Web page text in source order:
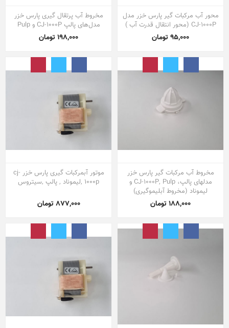
محور آب مرکبات گیر پارس خزر مدل
CJ-1000P (محور انتقال قدرت آب )
95,000 تومان
مخروط آب پرتقال گیری پارس خزر
مدل‌های پالپ CJ-1000P و Pulp
198,000 تومان
مخروط آب مرکبات گیر پارس خزر
مدلهای پالپ، CJ-1000P, Pulp و
لیموناد (مخروط آبلیموگیری)
188,000 تومان
موتور آبمرکبات گیری پارس خزر cj-
1000p ,لیموناد , پالپ ,سیتروس
877,000 تومان